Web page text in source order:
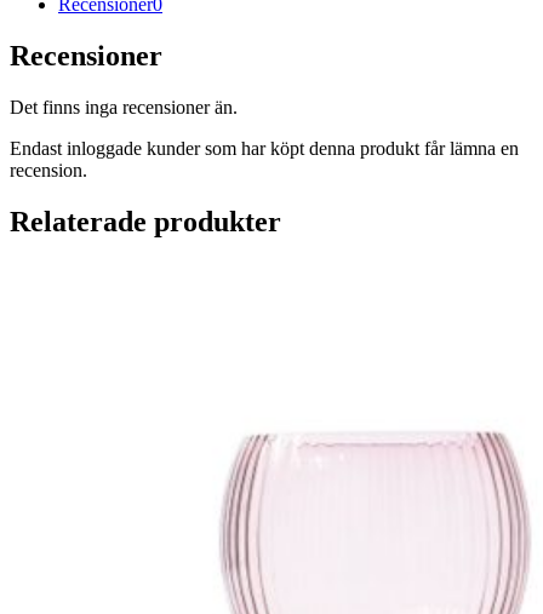
Recensioner
Det finns inga recensioner än.
Endast inloggade kunder som har köpt denna produkt får lämna en
recension.
Relaterade produkter